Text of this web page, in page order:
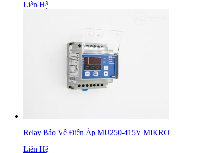
Liên Hệ
Relay Bảo Vệ Điện Áp MU250-415V MIKRO
Liên Hệ